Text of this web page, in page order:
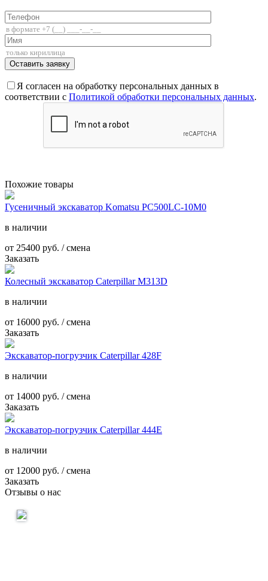
Я согласен на обработку персональных данных в
соответствии с Политикой обработки персональных данных.
Похожие товары
Гусеничный экскаватор Komatsu PC500LC-10М0
в наличии
от 25400 руб. / смена
Заказать
Колесный экскаватор Caterpillar M313D
в наличии
от 16000 руб. / смена
Заказать
Экскаватор-погрузчик Caterpillar 428F
в наличии
от 14000 руб. / смена
Заказать
Экскаватор-погрузчик Caterpillar 444E
в наличии
от 12000 руб. / смена
Заказать
Отзывы о нас